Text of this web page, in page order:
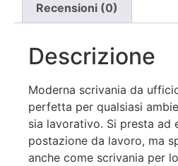
Recensioni (0)
Descrizione
Moderna scrivania da
perfetta per qualsiasi
sia lavorativo. Si presta ad
postazione da lavoro, ma
anche come scrivania per